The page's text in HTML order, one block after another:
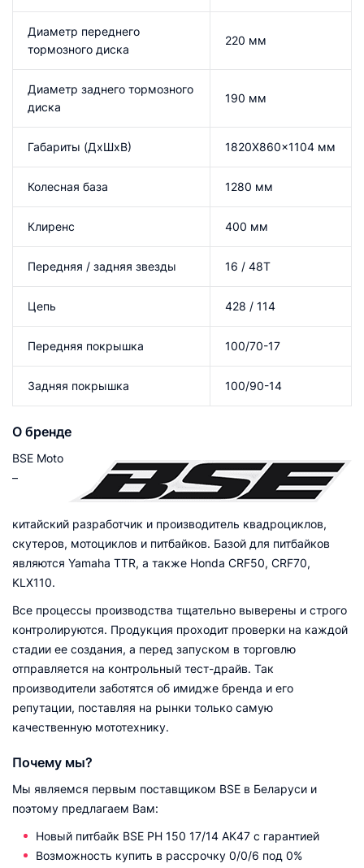
Диаметр переднего
тормозного диска
220 мм
Диаметр заднего тормозного
диска
190 мм
Габариты (ДхШхВ) 1820X860x1104 мм
Колесная база 1280 мм
Клиренс 400 мм
Передняя / задняя звезды 16 / 48T
Цепь 428 / 114
Передняя покрышка 100/70-17
Задняя покрышка 100/90-14
О бренде
BSE Moto
–
китайский разработчик и производитель квадроциклов,
скутеров, мотоциклов и питбайков. Базой для питбайков
являются Yamaha TTR, а также Honda CRF50, CRF70,
KLX110.
Все процессы производства тщательно выверены и строго
контролируются. Продукция проходит проверки на каждой
стадии ее создания, а перед запуском в торговлю
отправляется на контрольный тест-драйв. Так
производители заботятся об имидже бренда и его
репутации, поставляя на рынки только самую
качественную мототехнику.
Почему мы?
Мы являемся первым поставщиком BSE в Беларуси и
поэтому предлагаем Вам:
Новый питбайк BSE PH 150 17/14 AK47 с гарантией
Возможность купить в рассрочку 0/0/6 под 0%